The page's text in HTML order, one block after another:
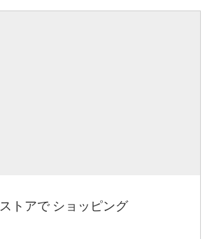
トアで ショッピング